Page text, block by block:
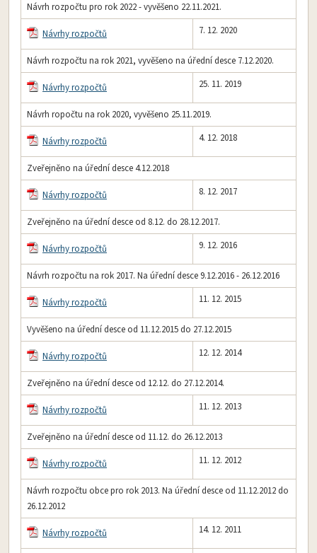
Návrh rozpočtu pro rok 2022 - vyvěšeno 22.11.2021.
Návrhy rozpočtů 7. 12. 2020
Návrh rozpočtu na rok 2021, vyvěšeno na úřední desce 7.12.2020.
Návrhy rozpočtů 25. 11. 2019
Návrh ropočtu na rok 2020, vyvěšeno 25.11.2019.
Návrhy rozpočtů 4. 12. 2018
Zveřejněno na úřední desce 4.12.2018
Návrhy rozpočtů 8. 12. 2017
Zveřejněno na úřední desce od 8.12. do 28.12.2017.
Návrhy rozpočtů 9. 12. 2016
Návrh rozpočtu na rok 2017. Na úřední desce 9.12.2016 - 26.12.2016
Návrhy rozpočtů 11. 12. 2015
Vyvěšeno na úřední desce od 11.12.2015 do 27.12.2015
Návrhy rozpočtů 12. 12. 2014
Zveřejněno na úřední desce od 12.12. do 27.12.2014.
Návrhy rozpočtů 11. 12. 2013
Zveřejněno na úřední desce od 11.12. do 26.12.2013
Návrhy rozpočtů 11. 12. 2012
Návrh rozpočtu obce pro rok 2013. Na úřední desce od 11.12.2012 do
26.12.2012
Návrhy rozpočtů 14. 12. 2011